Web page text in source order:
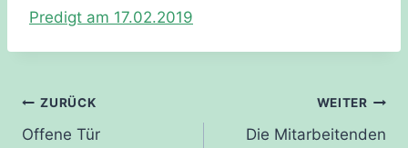
Predigt am 17.02.2019
Beitragsnavigation
ZURÜCK
Offene Tür
WEITER
Die Mitarbeitenden